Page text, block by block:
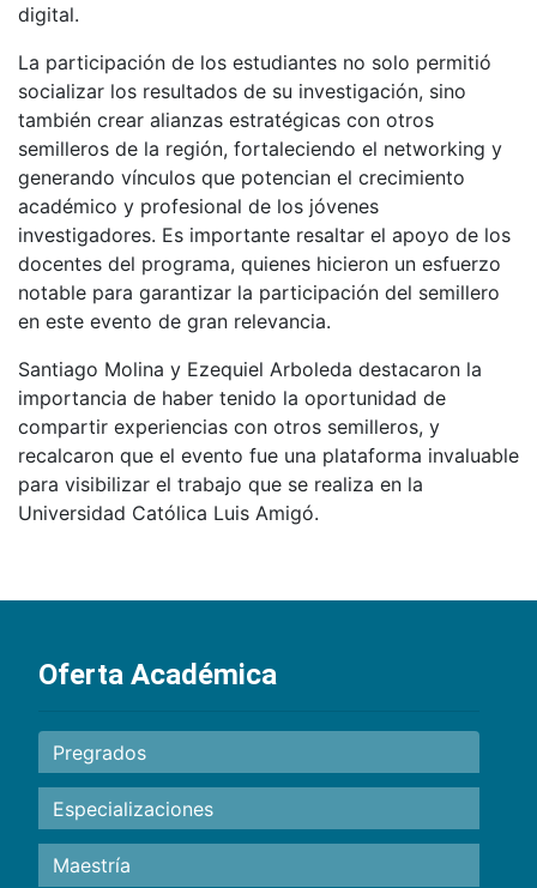
digital.
La participación de los estudiantes no solo permitió
socializar los resultados de su investigación, sino
también crear alianzas estratégicas con otros
semilleros de la región, fortaleciendo el networking y
generando vínculos que potencian el crecimiento
académico y profesional de los jóvenes
investigadores. Es importante resaltar el apoyo de los
docentes del programa, quienes hicieron un esfuerzo
notable para garantizar la participación del semillero
en este evento de gran relevancia.
Santiago Molina y Ezequiel Arboleda destacaron la
importancia de haber tenido la oportunidad de
compartir experiencias con otros semilleros, y
recalcaron que el evento fue una plataforma invaluable
para visibilizar el trabajo que se realiza en la
Universidad Católica Luis Amigó.
Oferta Académica
Pregrados
Especializaciones
Maestría